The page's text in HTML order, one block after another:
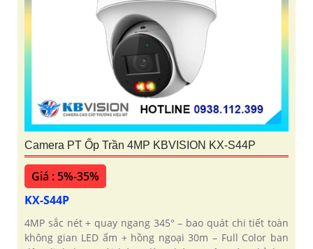
Camera PT Ốp Trần 4MP KBVISION KX-S44P
Giá : 5%-35%
KX-S44P
4MP sắc nét + quay ngang 345° – bao quát chi tiết toàn
không gian LED ấm + hồng ngoại 30m – Full Color ban